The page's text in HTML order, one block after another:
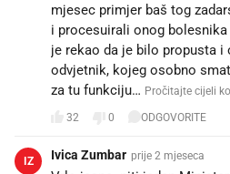
mjesec primjer baš tog
i procesuirali onog
je rekao da je bilo propusta i
odvjetnik, kojeg osobno
za tu funkciju… Pročitajte cijeli
32 0 ODGOVORITE
IZ Ivica Zumbar prije 2 mjeseca